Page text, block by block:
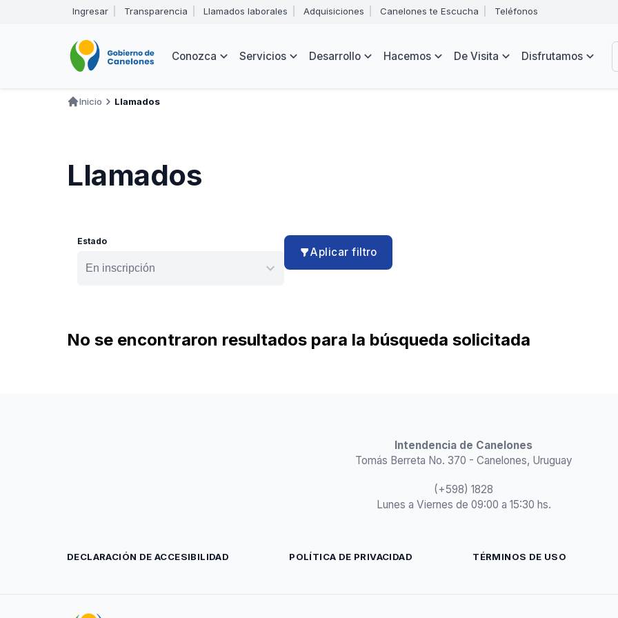
de
Abrir
menú
navegación
Ingresar Transparencia Llamados laborales Adquisiciones Canelones te Escucha Teléfonos
Navegación
Conozca Servicios Desarrollo Hacemos De Visita Disfrutamos
Inicio Llamados
Llamados
Estado
Aplicar filtro
No se encontraron resultados para la búsqueda solicitada
Intendencia de Canelones
Tomás Berreta No. 370 - Canelones, Uruguay
(+598) 1828
Lunes a Viernes de 09:00 a 15:30 hs.
DECLARACIÓN DE ACCESIBILIDAD POLÍTICA DE PRIVACIDAD TÉRMINOS DE USO